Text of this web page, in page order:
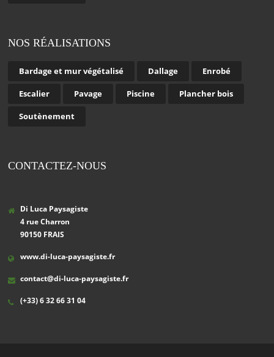
NOS RÉALISATIONS
Bardage et mur végétalisé Dallage Enrobé
Escalier Pavage Piscine Plancher bois
Soutènement
CONTACTEZ-NOUS
Di Luca Paysagiste
4 rue Charron
90150 FRAIS
www.di-luca-paysagiste.fr
contact@di-luca-paysagiste.fr
(+33) 6 32 66 31 04